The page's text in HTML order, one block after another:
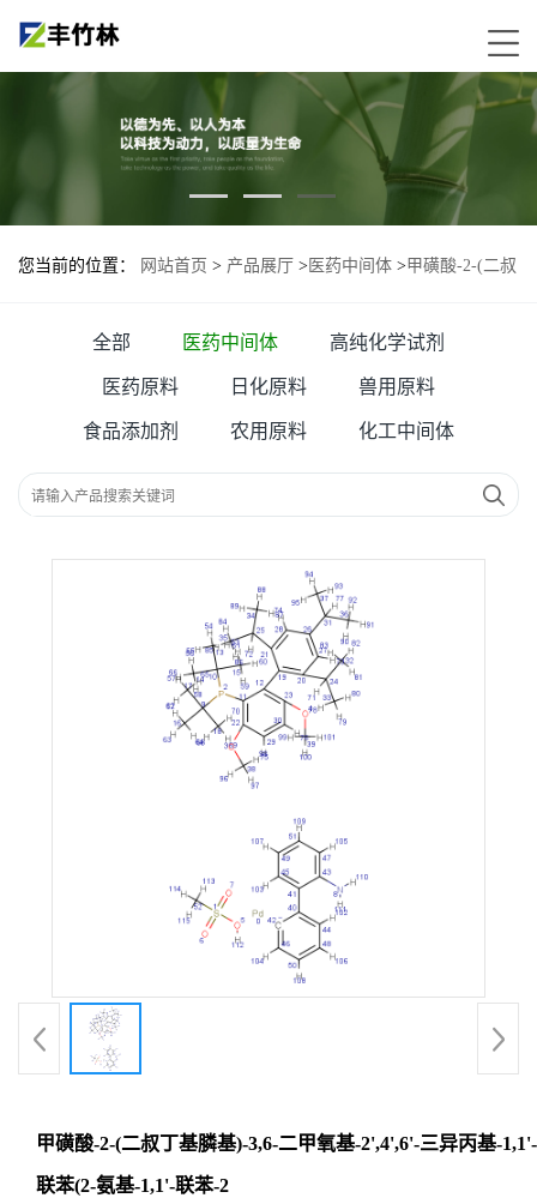
您当前的位置： 网站首页 > 产品展厅 > 医药中间体 >甲磺酸-2-(二叔
全部 医药中间体 高纯化学试剂
医药原料 日化原料 兽用原料
食品添加剂 农用原料 化工中间体
甲磺酸-2-(二叔丁基膦基)-3,6-二甲氧基-2',4',6'-三异丙基-1,1'-
联苯(2-氨基-1,1'-联苯-2